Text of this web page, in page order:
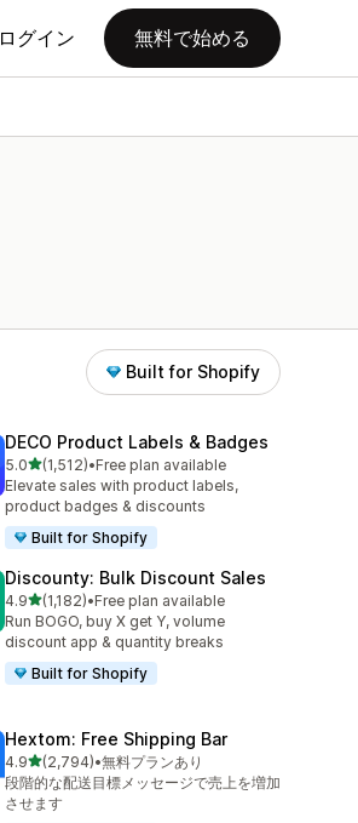
ログイン 無料で始める
Built for Shopify
DECO Product Labels & Badges
5.05つ星中
(1,512)
合計レビュー数：1512件
•Free plan available
Elevate sales with product labels,
product badges & discounts
Built for Shopify
Discounty: Bulk Discount Sales
4.95つ星中
(1,182)
合計レビュー数：1182件
•Free plan available
Run BOGO, buy X get Y, volume
discount app & quantity breaks
Built for Shopify
Hextom: Free Shipping Bar
4.95つ星中
(2,794)
合計レビュー数：2794件
•無料プランあり
段階的な配送目標メッセージで売上を増加
させます